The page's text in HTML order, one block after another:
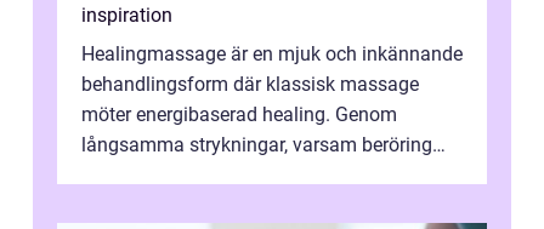
inspiration
Healingmassage är en mjuk och inkännande
behandlingsform där klassisk massage
möter energibaserad healing. Genom
långsamma strykningar, varsam beröring